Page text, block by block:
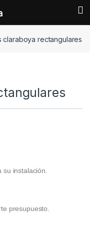
claraboya rectangulares
instalación.
presupuesto.